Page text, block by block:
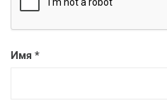
Имя *